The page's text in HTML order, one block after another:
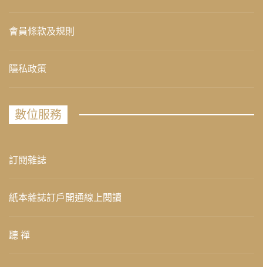
會員條款及規則
隱私政策
數位服務
訂閱雜誌
紙本雜誌訂戶開通線上閱讀
聽 禪